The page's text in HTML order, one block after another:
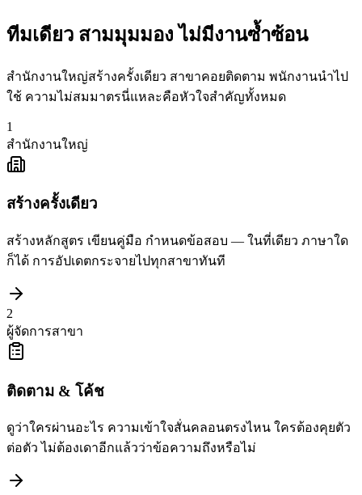
ทีมเดียว สามมุมมอง ไม่มีงานซ้ำซ้อน
สำนักงานใหญ่สร้างครั้งเดียว สาขาคอยติดตาม พนักงานนำไป
ใช้ ความไม่สมมาตรนี่แหละคือหัวใจสำคัญทั้งหมด
1
สำนักงานใหญ่
สร้างครั้งเดียว
สร้างหลักสูตร เขียนคู่มือ กำหนดข้อสอบ — ในที่เดียว ภาษาใด
ก็ได้ การอัปเดตกระจายไปทุกสาขาทันที
2
ผู้จัดการสาขา
ติดตาม & โค้ช
ดูว่าใครผ่านอะไร ความเข้าใจสั่นคลอนตรงไหน ใครต้องคุยตัว
ต่อตัว ไม่ต้องเดาอีกแล้วว่าข้อความถึงหรือไม่